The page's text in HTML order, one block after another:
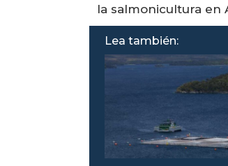
la salmonicultura en
Lea también: